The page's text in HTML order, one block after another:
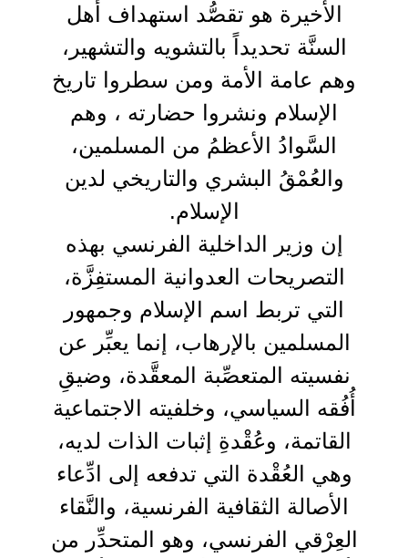
الأخيرة هو تقصُّد استهداف أهل
السنَّة تحديداً بالتشويه والتشهير،
وهم عامة الأمة ومن سطروا تاريخ
الإسلام ونشروا حضارته ، وهم
السَّوادُ الأعظمُ من المسلمين،
والعُمْقُ البشري والتاريخي لدين
الإسلام.
إن وزير الداخلية الفرنسي بهذه
التصريحات العدوانية المستفِزَّة،
التي تربط اسم الإسلام وجمهور
المسلمين بالإرهاب، إنما يعبِّر عن
نفسيته المتعصِّبة المعقَّدة، وضيقِ
أُفُقه السياسي، وخلفيته الاجتماعية
القاتمة، وعُقْدةِ إثبات الذات لديه،
وهي العُقْدة التي تدفعه إلى ادِّعاء
الأصالة الثقافية الفرنسية، والنَّقاء
العِرْقي الفرنسي، وهو المتحدِّر من